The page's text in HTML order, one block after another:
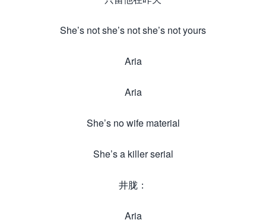
She’s not she’s not she’s not yours
Aria
Aria
She’s no wife material
She’s a killer serial
井胧：
Aria